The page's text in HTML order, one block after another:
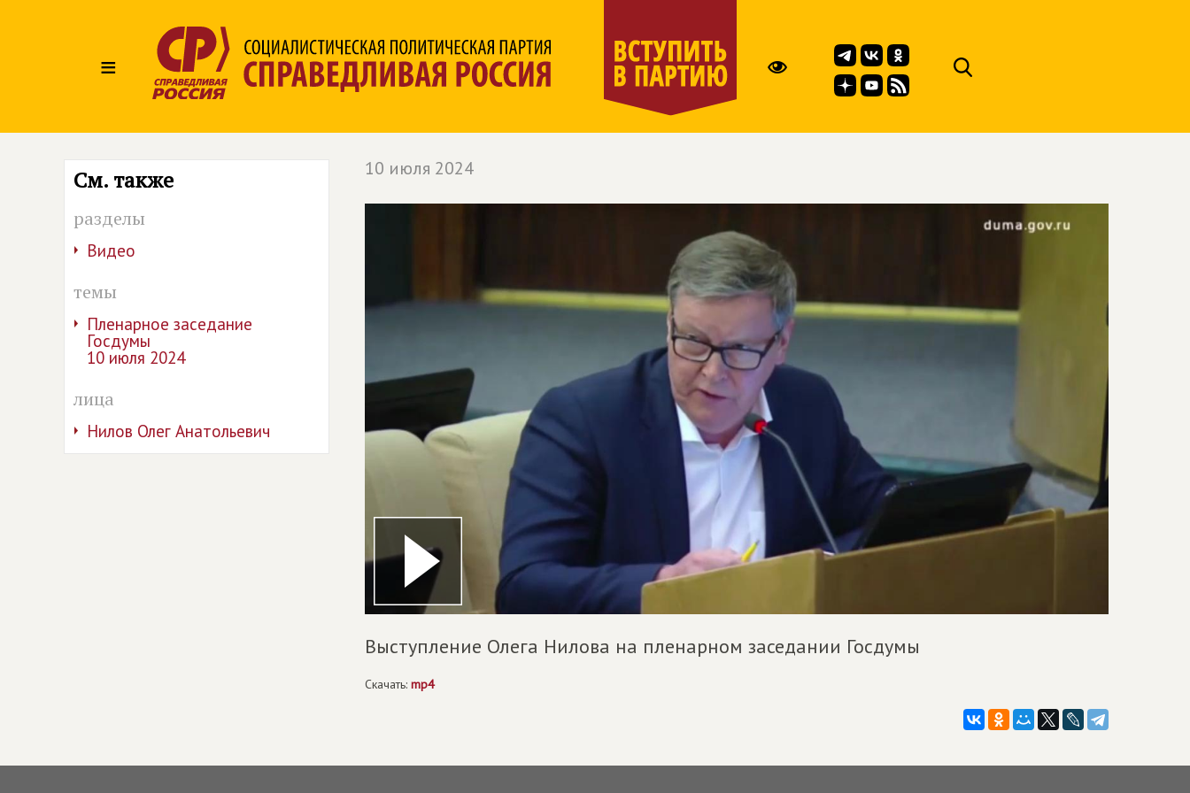
≡
См. также
разделы
Видео
темы
Пленарное заседание
Госдумы
10 июля 2024
лица
Нилов Олег Анатольевич
10 июля 2024
Выступление Олега Нилова на пленарном заседании Госдумы
Скачать: mp4